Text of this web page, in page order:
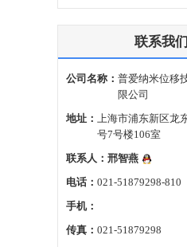
联系我们
公司名称： 普爱纳米位移
限公司
地址： 上海市浦东新区龙
号7号楼106室
联系人： 邢智燕
电话： 021-51879298-810
手机：
传真： 021-51879298